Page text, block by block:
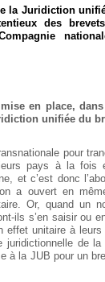
la Juridiction
des
en place,
unifiée du
pour
pays à la fois
et c’est donc
a ouvert en
Or, quand un
ils s’en saisir ou
unitaire à
de la
à la JUB pour un